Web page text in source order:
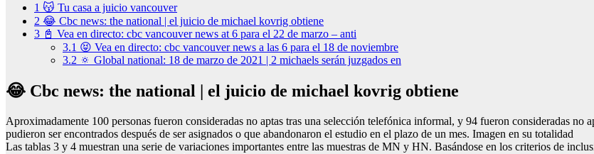
1 😽 Tu casa a juicio vancouver
2 😂 Cbc news: the national | el juicio de michael kovrig obtiene
3 📓 Vea en directo: cbc vancouver news at 6 para el 22 de marzo – anti
3.1 😝 Vea en directo: cbc vancouver news a las 6 para el 18 de noviembre
3.2 🔅 Global national: 18 de marzo de 2021 | 2 michaels serán juzgados en
😂 Cbc news: the national | el juicio de michael kovrig obtiene
Aproximadamente 100 personas fueron consideradas no aptas tras una selección telefónica informal, y 94 fueron consideradas no
pudieron ser encontrados después de ser asignados o que abandonaron el estudio en el plazo de un mes. Imagen en su totalidad
Las tablas 3 y 4 muestran una serie de variaciones importantes entre las muestras de MN y HN. Basándose en los criterios de